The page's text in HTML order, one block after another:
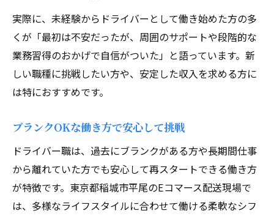
実際に、未経験からドライバーとして働き始めた方の多
くが「最初は不安だったが、周囲のサポートや段階的な
業務習得のおかげで自信がついた」と語っています。新
しい職種に挑戦したい方や、安定した収入を求める方に
は特におすすめです。
ブランクOKな働き方で安心して挑戦
ドライバー職は、過去にブランクがある方や長期間仕事
から離れていた方でも安心して再スタートできる働き方
が特徴です。東京都稲城市平尾のEコマース配送現場で
は、多様なライフスタイルに合わせて働ける柔軟なシフ